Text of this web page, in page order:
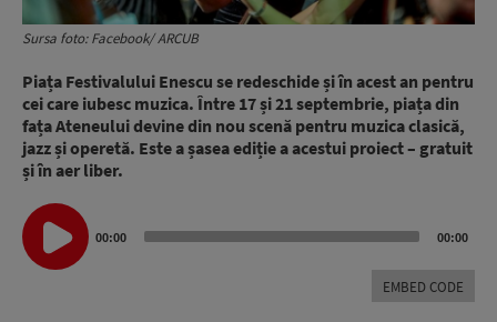
Sursa foto: Facebook/ ARCUB
Piața Festivalului Enescu se redeschide și în acest an pentru
cei care iubesc muzica. Între 17 și 21 septembrie, piața din
fața Ateneului devine din nou scenă pentru muzica clasică,
jazz și operetă. Este a șasea ediție a acestui proiect – gratuit
și în aer liber.
Audio
Player
00:00 00:00
EMBED CODE